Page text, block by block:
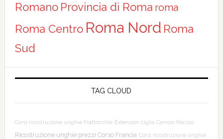
Romano Provincia di Roma roma
Roma Centro Roma Nord Roma
Sud
TAG CLOUD
Corsi ricostruzione unghie Frattocchie Extension ciglia Campo Marzio
Ricostruzione unghie prezzi Corso Francia Corsi ricostruzione unghie